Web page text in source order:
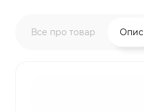
Все про товар Опис